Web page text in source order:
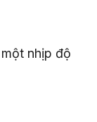
nhịp độ